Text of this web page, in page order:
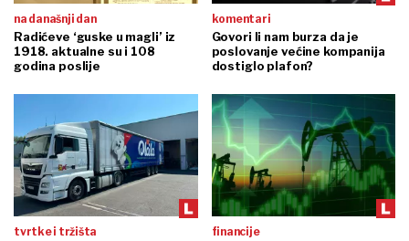
na današnji dan
Radićeve ‘guske u magli’ iz
1918. aktualne su i 108
godina poslije
komentari
Govori li nam burza da je
poslovanje većine kompanija
dostiglo plafon?
tvrtke i tržišta financije